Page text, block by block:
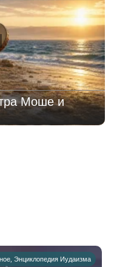
Моше и
Энциклопедия Иудаизма